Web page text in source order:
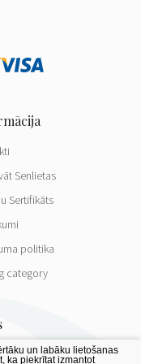
Senlietas
Sertifikāts
politika
category
un labāku lietošanas
ka piekrītat izmantot